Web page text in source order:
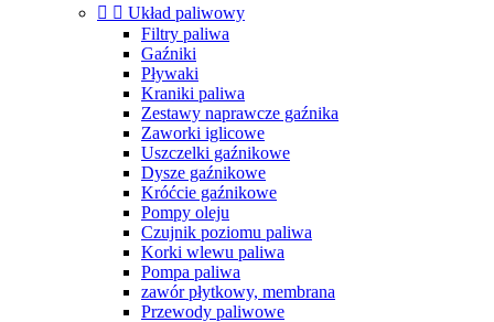
  Układ paliwowy
Filtry paliwa
Gaźniki
Pływaki
Kraniki paliwa
Zestawy naprawcze gaźnika
Zaworki iglicowe
Uszczelki gaźnikowe
Dysze gaźnikowe
Króćcie gaźnikowe
Pompy oleju
Czujnik poziomu paliwa
Korki wlewu paliwa
Pompa paliwa
zawór płytkowy, membrana
Przewody paliwowe